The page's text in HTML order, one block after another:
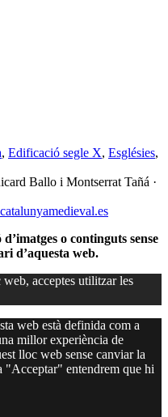
, Edificació segle X, Esglésies,
Ballo i Montserrat Tañá ·
o continguts sense
d’aquesta web.
acceptes utilitzar les
web està definida com a
millor experiència de
lloc web sense canviar la
"Acceptar" entendrem que hi